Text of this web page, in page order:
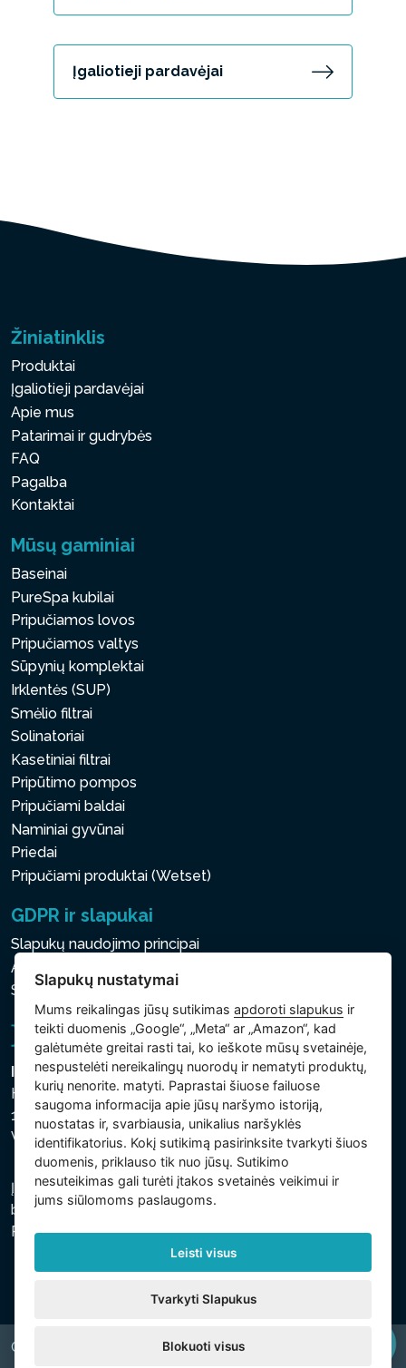
Įgaliotieji pardavėjai
Žiniatinklis
Produktai
Įgaliotieji pardavėjai
Apie mus
Patarimai ir gudrybės
FAQ
Pagalba
Kontaktai
Mūsų gaminiai
Baseinai
PureSpa kubilai
Pripučiamos lovos
Pripučiamos valtys
Sūpynių komplektai
Irklentės (SUP)
Smėlio filtrai
Solinatoriai
Kasetiniai filtrai
Pripūtimo pompos
Pripučiami baldai
Naminiai gyvūnai
Priedai
Pripučiami produktai (Wetset)
GDPR ir slapukai
Slapukų naudojimo principai
Asmens ir kitų tvarkomų duomenų apsaugos politika
Slapukų nustatymai
Intex Trading, s.r.o.
Hradecká 2526/3
130 00 Praha 3
Vinohrady - Česká republika
Įmonė įregistruota Prahos miesto teisme, C skyriuje,
bylos numeris 74759. regsitracijos numeris: 26150808,
PVM kodas: CZ26150808.
Copyright © 2026 INTEX TRADING s.r.o. All rights reserved.
Slapukų nustatymai
Mums reikalingas jūsų sutikimasapdoroti slapukus ir
teikti duomenis „Google“, „Meta“ ar „Amazon“, kad
galėtumėte greitai rasti tai, ko ieškote mūsų svetainėje,
nespustelėti nereikalingų nuorodų ir nematyti produktų,
kurių nenorite. matyti. Paprastai šiuose failuose
saugoma informacija apie jūsų naršymo istoriją,
nuostatas ir, svarbiausia, unikalius naršyklės
identifikatorius. Kokį sutikimą pasirinksite tvarkyti šiuos
duomenis, priklauso tik nuo jūsų. Sutikimo
nesuteikimas gali turėti įtakos svetainės veikimui ir
jums siūlomoms paslaugoms.
Leisti visus
Tvarkyti Slapukus
Blokuoti visus